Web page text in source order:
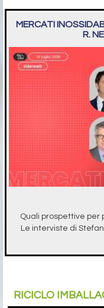
MERCATI
R.
Quali prospettive per
Le interviste di
RICICLO